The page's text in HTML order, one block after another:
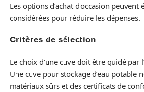
Les options d’achat d’occasion peuvent
considérées pour réduire les dépenses.
Critères de sélection
Le choix d’une cuve doit être guidé par
Une cuve pour stockage d’eau potable
matériaux sûrs et des certificats de